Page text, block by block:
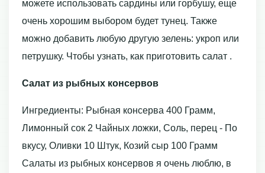
можете использовать сардины или горбушу, еще
очень хорошим выбором будет тунец. Также
можно добавить любую другую зелень: укроп или
петрушку. Чтобы узнать, как приготовить салат .
Салат из рыбных консервов
Ингредиенты: Рыбная консерва 400 Грамм,
Лимонный сок 2 Чайных ложки, Соль, перец - По
вкусу, Оливки 10 Штук, Козий сыр 100 Грамм
Салаты из рыбных консервов я очень люблю, в